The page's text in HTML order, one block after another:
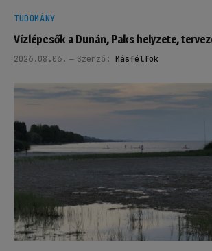
TUDOMÁNY
Vízlépcsők a Dunán, Paks helyzete,
2026.08.06. Szerző: Másfélfok